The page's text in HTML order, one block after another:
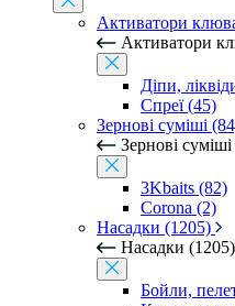
Активатори
Активатори
Діпи,
Спреї (45)
Зернові суміші
Зернові
3Kbaits (82)
Corona (2)
Насадки (1205)
Насадки (1205)
Бойли,